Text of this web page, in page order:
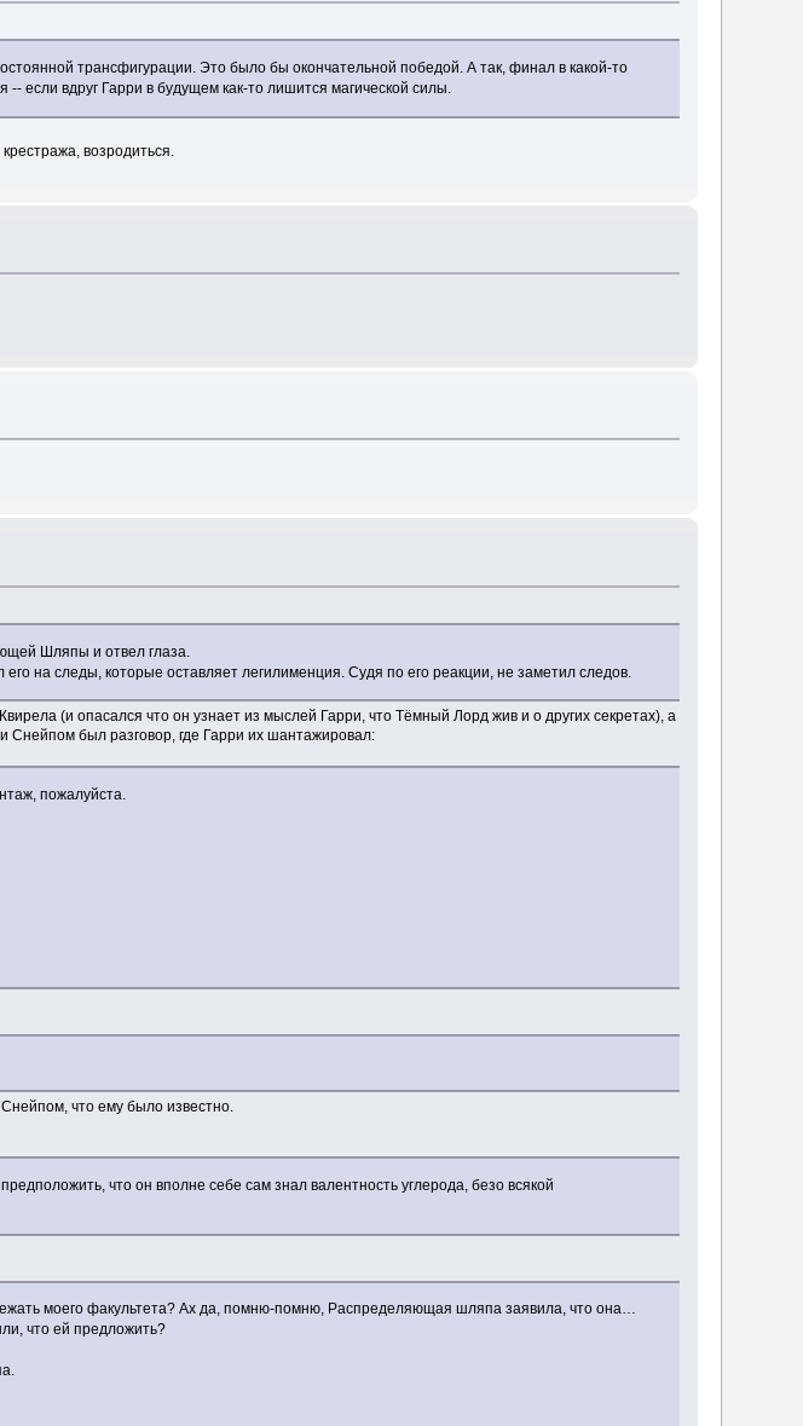
трансфигурации. Это было бы окончательной победой. А так, финал в какой-то
если вдруг Гарри в будущем как-то лишится магической силы.
возродиться.
Шляпы и отвел глаза.
на следы, которые оставляет легилименция. Судя по его реакции, не заметил следов.
(и опасался что он узнает из мыслей Гарри, что Тёмный Лорд жив и о других секретах), а
Снейпом был разговор, где Гарри их шантажировал:
пожалуйста.
что ему было известно.
что он вполне себе сам знал валентность углерода, безо всякой
моего факультета? Ах да, помню-помню, Распределяющая шляпа заявила, что она…
что ей предложить?